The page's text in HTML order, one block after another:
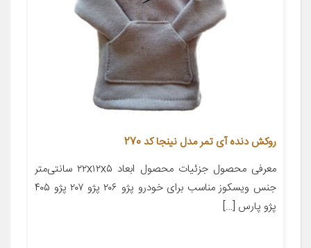
روکش دنده آی تمر مدل نینجا کد 270
معرفی محصول جزئیات محصول ابعاد ۲۲x۱۲x۵ سانتی‌متر
جنس ویسکوز مناسب برای خودرو پژو ۲۰۶ پژو ۲۰۷ پژو ۴۰۵
پژو پارس […]